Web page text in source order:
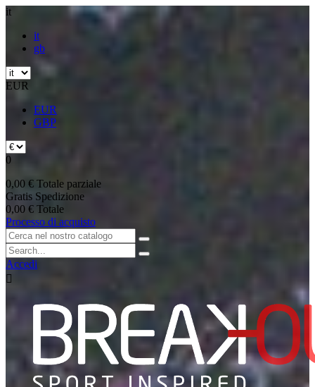
it
it
gb
EUR
EUR
GBP
0
0,00 € Totale parziale
Gratis Spedizione
0,00 € Totale
Processo di acquisto
Accedi
